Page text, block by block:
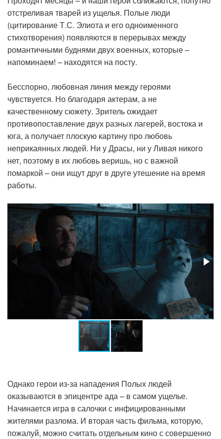
отстреливая тварей из ущелья. Полые люди
(цитирование Т.С. Элиота и его одноименного
стихотворения) появляются в перерывах между
романтичными буднями двух военных, которые –
напоминаем! – находятся на посту.
Бесспорно, любовная линия между героями
чувствуется. Но благодаря актерам, а не
качественному сюжету. Зритель ожидает
противопоставление двух разных лагерей, востока и
юга, а получает плоскую картину про любовь
неприкаянных людей. Ни у Драсы, ни у Ливая никого
нет, поэтому в их любовь веришь, но с важной
помаркой – они ищут друг в друге утешение на время
работы.
Однако герои из-за нападения Полых людей
оказываются в эпицентре ада – в самом ущелье.
Начинается игра в салочки с инфицированными
жителями разлома. И вторая часть фильма, которую,
пожалуй, можно считать отдельным кино с совершенно